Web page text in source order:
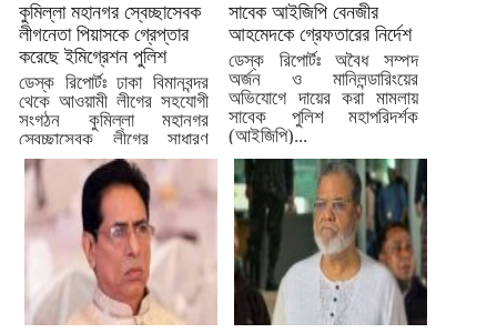
কুমিল্লা মহানগর স্বেচ্ছাসেবক
লীগনেতা পিয়াসকে গ্রেপ্তার
করেছে ইমিগ্রেশন পুলিশ
ডেস্ক রিপোর্টঃ ঢাকা বিমানবন্দর
থেকে আওয়ামী লীগের সহযোগী
সংগঠন কুমিল্লা মহানগর
স্বেচ্ছাসেবক লীগের সাধারণ
সম্পাদক...
সাবেক আইজিপি বেনজীর
আহমেদকে গ্রেফতারের নির্দেশ
ডেস্ক রিপোর্টঃ অবৈধ সম্পদ
অর্জন ও মানিলন্ডারিংয়ের
অভিযোগে দায়ের করা মামলায়
সাবেক পুলিশ মহাপরিদর্শক
(আইজিপি)...